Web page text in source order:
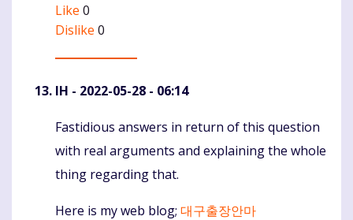
Like 0
Dislike 0
IH - 2022-05-28 - 06:14
Komentaras
Fastidious answers in return of this question
with real arguments and explaining the whole
thing regarding that.
Here is my web blog; 대구출장안마